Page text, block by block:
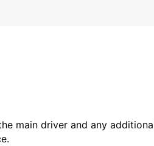
main driver and any